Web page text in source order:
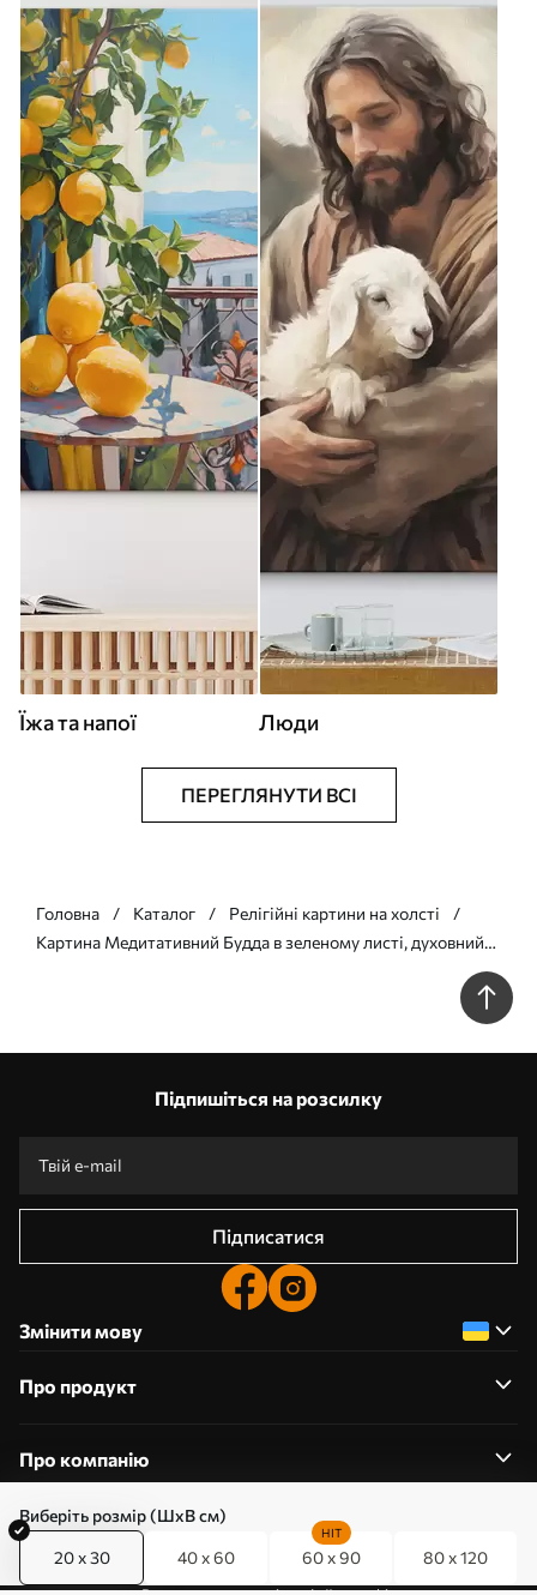
Виберіть розмір (ШхВ см)
20 x 30 40 x 60 60 x 90
HIT
80 x 120
Їжа та напої Люди
ПЕРЕГЛЯНУТИ ВСІ
Головна Каталог
Релігійні картини на холсті
Картина Медитативний Будда в зеленому листі, духовний
Підпишіться на розсилку
Підписатися
Змінити мову
Про продукт
Про компанію
0800357223